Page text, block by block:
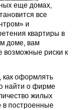
еще домах,
все
и
квартиры в
доме, вам
возможные риски к
как оформлять
найти о фирме
жилых
в построенные